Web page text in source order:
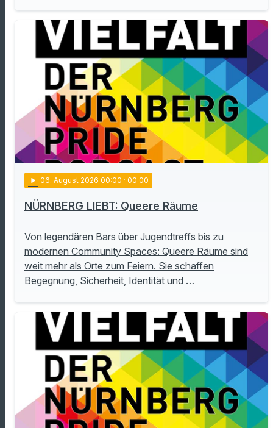
play_arrow 06. August 2026 00:00 · 00:00
NÜRNBERG LIEBT: Queere Räume
Von legendären Bars über Jugendtreffs bis zu
modernen Community Spaces: Queere Räume sind
weit mehr als Orte zum Feiern. Sie schaffen
Begegnung, Sicherheit, Identität und …